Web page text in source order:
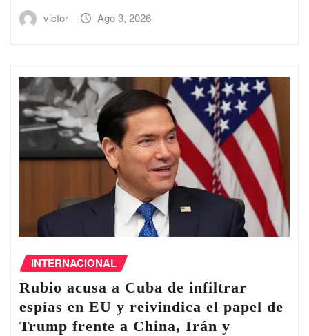
victor Ago 3, 2026
INTERNACIONAL
Rubio acusa a Cuba de infiltrar
espías en EU y reivindica el papel de
Trump frente a China, Irán y